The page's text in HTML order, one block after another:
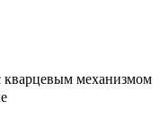
кварцевым механизмом